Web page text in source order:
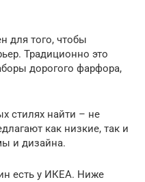
для того, чтобы
Традиционно это
дорогого фарфора,
стилях найти – не
как низкие, так и
и дизайна.
есть у ИКЕА. Ниже